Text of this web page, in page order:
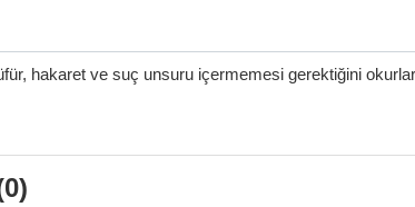
hakaret ve suç unsuru içermemesi gerektiğini
0)